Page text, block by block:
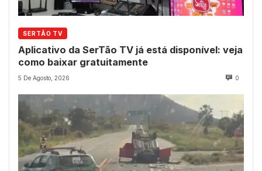
SERTÃO TV
Aplicativo da SerTão TV já está disponível: veja
como baixar gratuitamente
5 De Agosto, 2026 0